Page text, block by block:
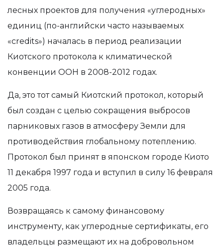
лесных проектов для получения «углеродных»
единиц (по-английски часто называемых
«credits») началась в период реализации
Киотского протокола к климатической
конвенции ООН в 2008-2012 годах.
Да, это тот самый Киотский протокол, который
был создан с целью сокращения выбросов
парниковых газов в атмосферу Земли для
противодействия глобальному потеплению.
Протокол был принят в японском городе Киото
11 декабря 1997 года и вступил в силу 16 февраля
2005 года.
Возвращаясь к самому финансовому
инструменту, как углеродные сертификаты, его
владельцы размещают их на добровольном